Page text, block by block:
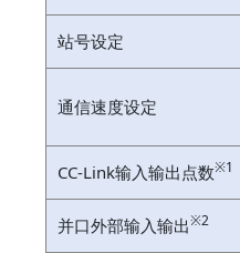
站号设定
通信速度设定
CC-Link输入输出点数※1
并口外部输入输出※2